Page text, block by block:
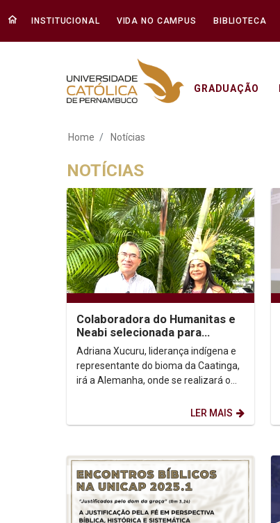
INSTITUCIONAL VIDA NO CAMPUS BIBLIOTECA
GRADUAÇÃO
Notícias - Unicap
Home Notícias
NOTÍCIAS
Colaboradora do Humanitas e
Neabi selecionada para
participar de evento
internacional...
Adriana Xucuru, liderança indígena e
representante do bioma da Caatinga,
irá a Alemanha, onde se realizará o
LER MAIS